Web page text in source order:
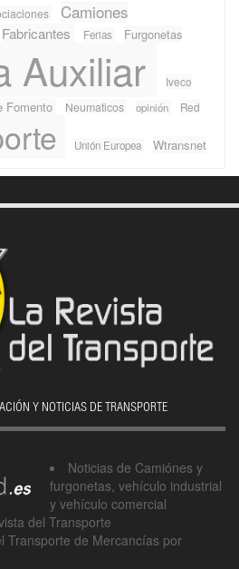
Camiones
Fabricantes Ferias Furgonetas
Auxiliar
Iveco
Fomento Neumaticos opinión Red
Unión Europea Wtransnet
Y NOTICIAS DE TRANSPORTE
Noticias de Camiónes y
furgonetas, vehículo industrial
y vehículo comercial
del Transporte
Transporte de Mercancías por